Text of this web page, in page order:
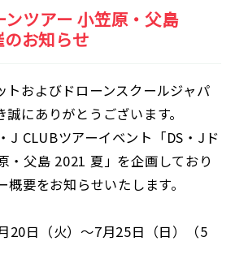
ツアー 小笠原・父島
お知らせ
トおよびドローンスクールジャパ
にありがとうございます。
J CLUBツアーイベント「DS・Jド
・父島 2021 夏」を企画しており
概要をお知らせいたします。
日（火）～7月25日（日）（5